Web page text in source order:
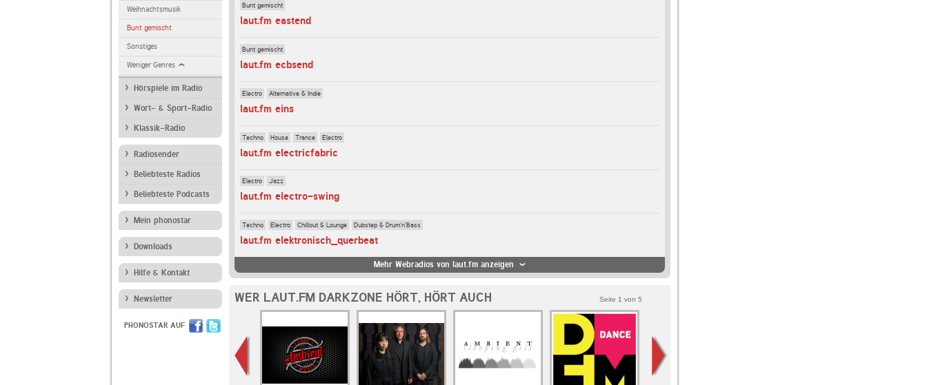
Weihnachtsmusik
Bunt gemischt
Sonstiges
Weniger Genres
Hörspiele im Radio
Wort- & Sport-Radio
Klassik-Radio
Radiosender
Beliebteste Radios
Beliebteste Podcasts
Mein phonostar
Downloads
Hilfe & Kontakt
Newsletter
PHONOSTAR AUF
Bunt gemischt
laut.fm eastend
Bunt gemischt
laut.fm ecbsend
Electro Alternative & Indie
laut.fm eins
Techno House Trance Electro
laut.fm electricfabric
Electro Jazz
laut.fm electro-swing
Techno Electro Chillout & Lounge Dubstep & Drum'n'Bass
laut.fm elektronisch_querbeat
Mehr Webradios von laut.fm anzeigen
WER LAUT.FM DARKZONE HÖRT, HÖRT AUCH Seite 1 von 5